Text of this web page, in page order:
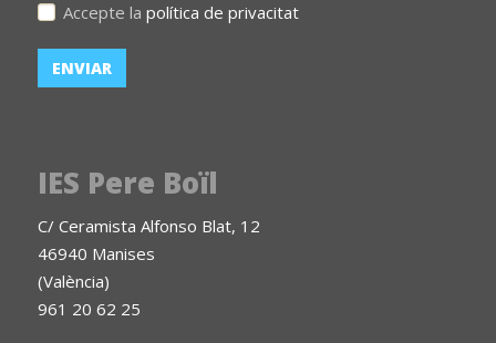
Accepte la política de privacitat
IES Pere Boïl
C/ Ceramista Alfonso Blat, 12
46940 Manises
(València)
961 20 62 25